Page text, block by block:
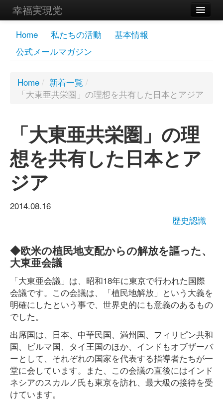
幸福実現党
メンバーズページ
党員
お問い合わせ
Home 私たちの活動
基本情報
公式メールマガジン
Home / 新着一覧 /
「大東亜共栄圏」の理想を共有した日本とアジア
「大東亜共栄圏」の理
想を共有した日本とア
ジア
2014.08.16
歴史認識
◆欧米の植民地支配からの解放を謳った、
大東亜会議
「大東亜会議」は、昭和18年に東京で行われた国際
会議です。この会議は、「植民地解放」という大義を
明確にしたという事で、世界史的にも意義のあるもの
でした。
出席国は、日本、中華民国、満州国、フィリピン共和
国、ビルマ国、タイ王国のほか、インドもオブザーバ
ーとして、それぞれの国家を代表する指導者たちが一
堂に会しています。また、この会議の直後にはインド
ネシアのスカルノ氏も東京を訪れ、最大級の接待を受
けています。